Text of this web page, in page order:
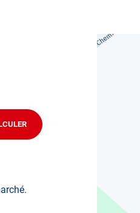
JUSQU'AU
POINT